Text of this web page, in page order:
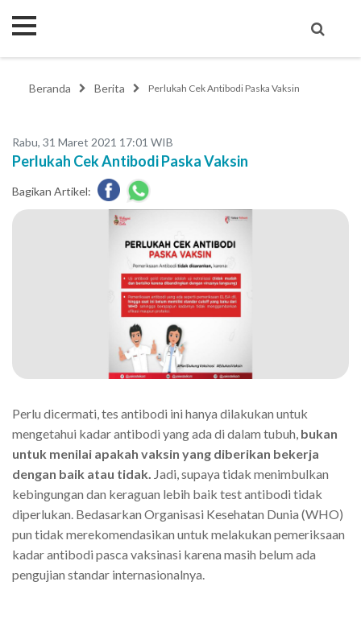
Beranda Berita Perlukah Cek Antibodi Paska Vaksin
Rabu, 31 Maret 2021 17:01 WIB
Perlukah Cek Antibodi Paska Vaksin
Bagikan Artikel:
Perlu dicermati, tes antibodi ini hanya dilakukan untuk
mengetahui kadar antibodi yang ada di dalam tubuh, bukan
untuk menilai apakah vaksin yang diberikan bekerja
dengan baik atau tidak. Jadi, supaya tidak menimbulkan
kebingungan dan keraguan lebih baik test antibodi tidak
diperlukan. Bedasarkan Organisasi Kesehatan Dunia (WHO)
pun tidak merekomendasikan untuk melakukan pemeriksaan
kadar antibodi pasca vaksinasi karena masih belum ada
pengujian standar internasionalnya.